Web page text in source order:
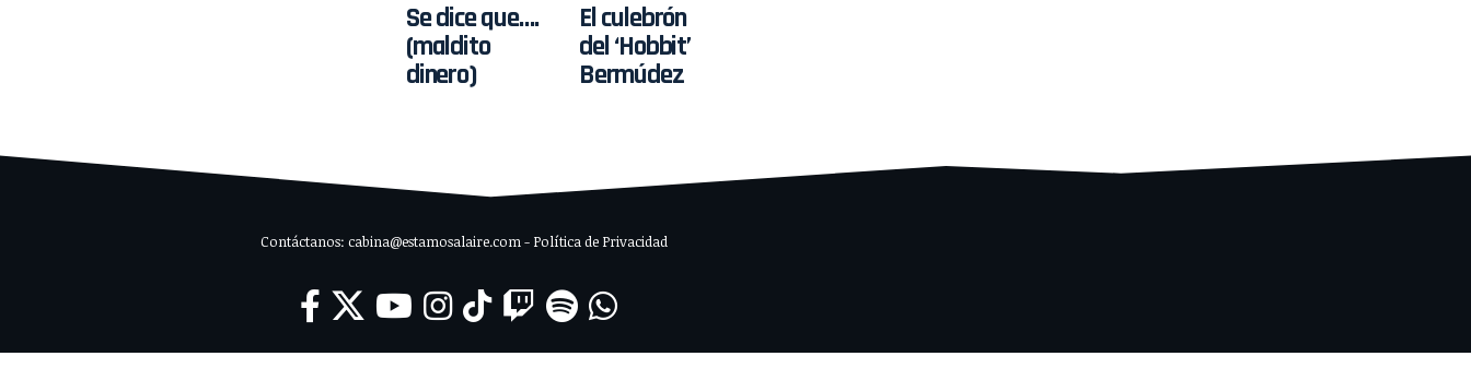
Se dice que….
(maldito
dinero)
El culebrón
del ‘Hobbit’
Bermúdez
Contáctanos: cabina@estamosalaire.com - Política de Privacidad